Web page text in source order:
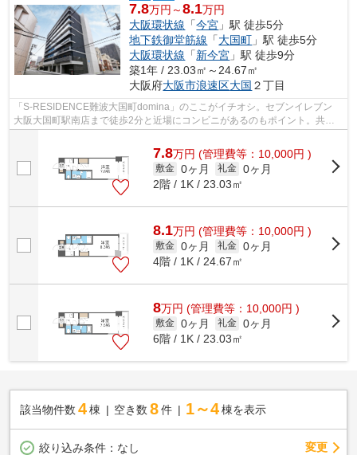
7.8万円～8.1万円
大阪環状線 「今宮 」駅 徒歩5分
地下鉄御堂筋線 「大国町 」駅 徒歩5分
大阪環状線 「新今宮 」駅 徒歩9分
築1年 / 23.03㎡～24.67㎡
大阪府大阪市浪速区大国 ２丁目
「S-RESIDENCE難波大国町domina」のここがイチオシ。セブンイレブン
大阪大国町駅南店まで徒歩2分と近場にコンビニがあるのもポイント。共用
7.8万円 (管理費等：10,000円 )
敷金 0ヶ月 礼金 0ヶ月
2階 / 1K / 23.03㎡
8.1万円 (管理費等：10,000円 )
敷金 0ヶ月 礼金 0ヶ月
4階 / 1K / 24.67㎡
8万円 (管理費等：10,000円 )
敷金 0ヶ月 礼金 0ヶ月
6階 / 1K / 23.03㎡
該当物件数 4棟 空き数 8 件 1～4 棟を表示
絞り込み条件： なし 変更